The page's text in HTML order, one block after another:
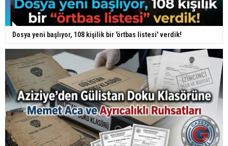
Dosya yeni başlıyor, 108 kişilik bir 'örtbas listesi' verdik!